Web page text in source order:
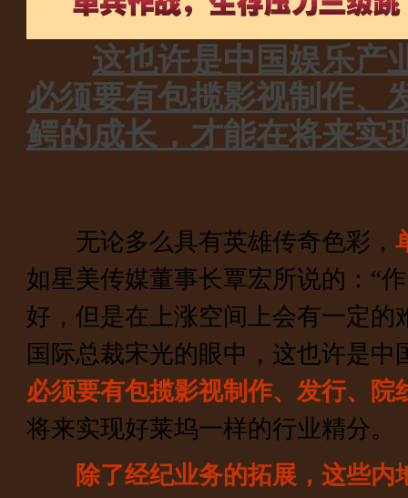
这也许是中国娱乐产
必须要有包揽影视制作、
鳄的成长，才能在将来
无论多么具有英雄传奇色彩，
如星美传媒董事长覃宏所说的：“
好，但是在上涨空间上会有一定
国际总裁宋光的眼中，这也许是
必须要有包揽影视制作、发行、
将来实现好莱坞一样的行业精分。
除了经纪业务的拓展，这些